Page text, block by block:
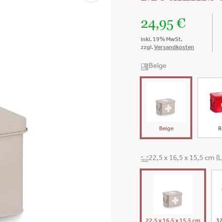
24,95 €
inkl. 19% MwSt.
zzgl. Versandkosten
Beige
Beige
22,5 x 16,5 x 15,5 cm